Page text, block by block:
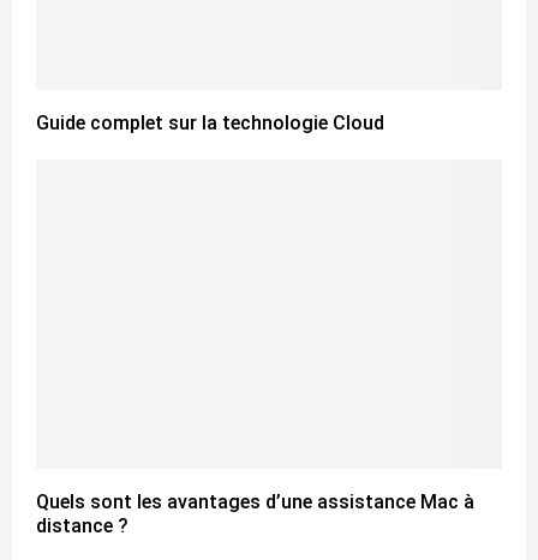
Guide complet sur la technologie Cloud
Quels sont les avantages d’une assistance Mac à
distance ?